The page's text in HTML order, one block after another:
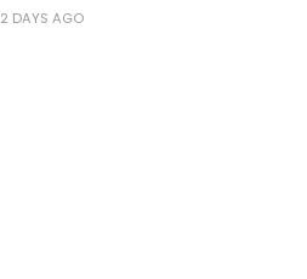
2 DAYS AGO